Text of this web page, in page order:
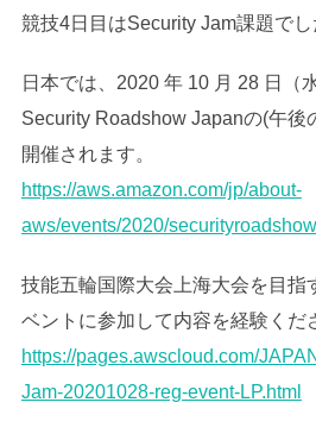
競技4日目はSecurity Jam課題でし
日本では、2020 年 10 月 28 日（
Security Roadshow Japanの(午後
開催されます。
https://aws.amazon.com/jp/about-
aws/events/2020/
技能五輪国際大会上海大会を目指
ベントに参加して内容を経験くだ
https://pages.awscloud.com/
Jam-20201028-reg-event-LP.html